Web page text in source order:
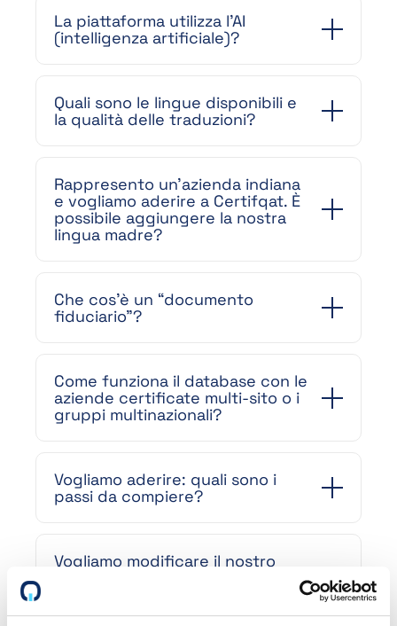
La piattaforma utilizza l’AI
(intelligenza artificiale)?
Quali sono le lingue disponibili e
la qualità delle traduzioni?
Rappresento un’azienda indiana
e vogliamo aderire a Certifqat. È
possibile aggiungere la nostra
lingua madre?
Che cos’è un “documento
fiduciario”?
Come funziona il database con le
aziende certificate multi-sito o i
gruppi multinazionali?
Vogliamo aderire: quali sono i
passi da compiere?
Vogliamo modificare il nostro
profilo. Come possiamo farlo e ci